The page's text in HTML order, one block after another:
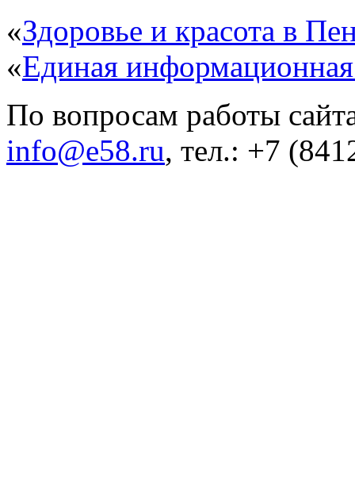
«Здоровье и красота в
«Единая
По вопросам работы
info@e58.ru, тел.: +7